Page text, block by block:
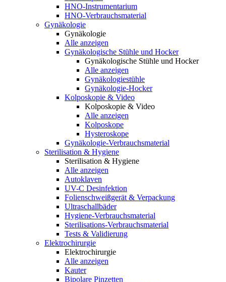
HNO-Instrumentarium
HNO-Verbrauchsmaterial
Gynäkologie
Gynäkologie
Alle anzeigen
Gynäkologische Stühle und Hocker
Gynäkologische Stühle und Hocker
Alle anzeigen
Gynäkologiestühle
Gynäkologie-Hocker
Kolposkopie & Video
Kolposkopie & Video
Alle anzeigen
Kolposkope
Hysteroskope
Gynäkologie-Verbrauchsmaterial
Sterilisation & Hygiene
Sterilisation & Hygiene
Alle anzeigen
Autoklaven
UV-C Desinfektion
Folienschweißgerät & Verpackung
Ultraschallbäder
Hygiene-Verbrauchsmaterial
Sterilisations-Verbrauchsmaterial
Tests & Validierung
Elektrochirurgie
Elektrochirurgie
Alle anzeigen
Kauter
Bipolare Pinzetten